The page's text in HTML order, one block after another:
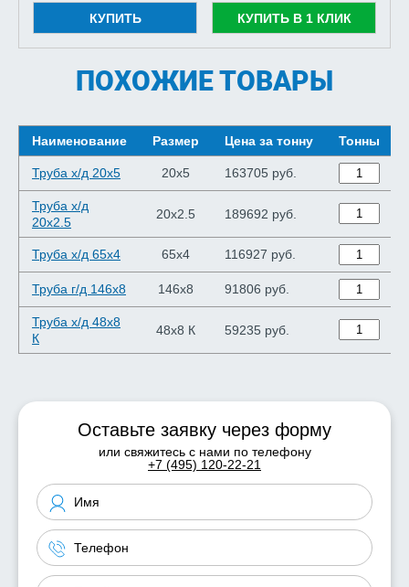
КУПИТЬ КУПИТЬ В 1 КЛИК
ПОХОЖИЕ ТОВАРЫ
Наименование Размер Цена за тонну Тонны
Труба х/д 20x5 20x5 163705 руб.
Труба х/д
20x2.5
20x2.5 189692 руб.
Труба х/д 65x4 65x4 116927 руб.
Труба г/д 146x8 146x8 91806 руб.
Труба х/д 48x8
К
48x8 К 59235 руб.
Оставьте заявку через форму
или свяжитесь с нами по телефону
+7 (495) 120-22-21